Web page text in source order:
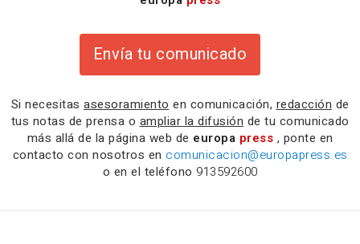
Envía tu comunicado
Si necesitas asesoramiento en comunicación, redacción de
tus notas de prensa o ampliar la difusión de tu comunicado
más allá de la página web de europa press , ponte en
contacto con nosotros en comunicacion@europapress.es
o en el teléfono 913592600